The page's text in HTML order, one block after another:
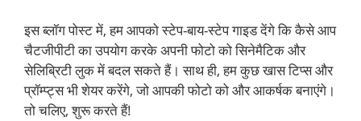
इस ब्लॉग पोस्ट में, हम आपको स्टेप-बाय-स्टेप गाइड देंगे कि कैसे आप
चैटजीपीटी का उपयोग करके अपनी फोटो को सिनेमैटिक और
सेलिब्रिटी लुक में बदल सकते हैं। साथ ही, हम कुछ खास टिप्स और
प्रॉम्प्ट्स भी शेयर करेंगे, जो आपकी फोटो को और आकर्षक बनाएंगे।
तो चलिए, शुरू करते हैं!